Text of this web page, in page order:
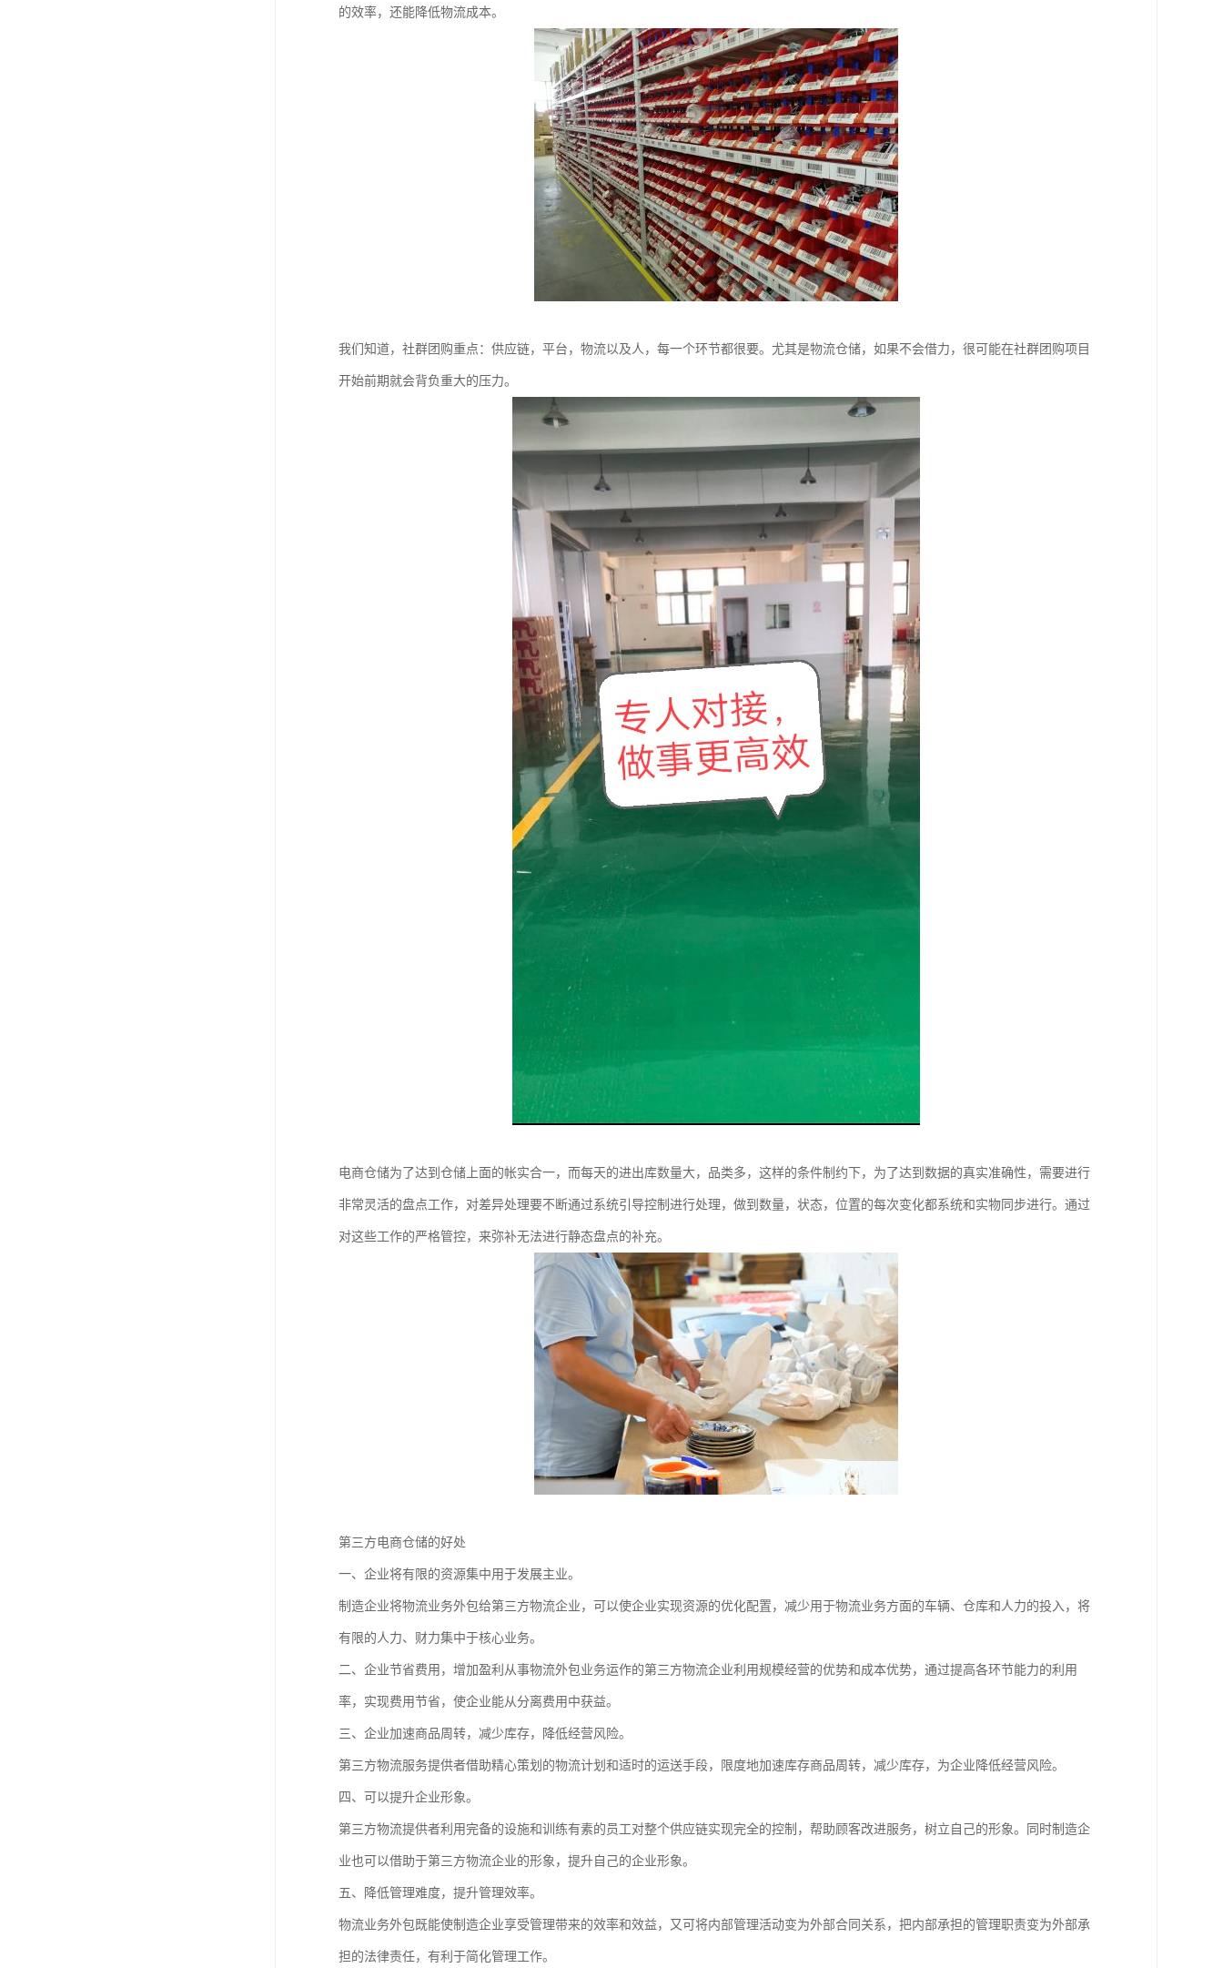
的效率，还能降低物流成本。
我们知道，社群团购重点：供应链，平台，物流以及人，每一个环节都很要。尤其是物流仓储，如果不会借力，很可能在社群团购项目
开始前期就会背负重大的压力。
电商仓储为了达到仓储上面的帐实合一，而每天的进出库数量大，品类多，这样的条件制约下，为了达到数据的真实准确性，需要进行
非常灵活的盘点工作，对差异处理要不断通过系统引导控制进行处理，做到数量，状态，位置的每次变化都系统和实物同步进行。通过
对这些工作的严格管控，来弥补无法进行静态盘点的补充。
第三方电商仓储的好处
一、企业将有限的资源集中用于发展主业。
制造企业将物流业务外包给第三方物流企业，可以使企业实现资源的优化配置，减少用于物流业务方面的车辆、仓库和人力的投入，将
有限的人力、财力集中于核心业务。
二、企业节省费用，增加盈利从事物流外包业务运作的第三方物流企业利用规模经营的优势和成本优势，通过提高各环节能力的利用
率，实现费用节省，使企业能从分离费用中获益。
三、企业加速商品周转，减少库存，降低经营风险。
第三方物流服务提供者借助精心策划的物流计划和适时的运送手段，限度地加速库存商品周转，减少库存，为企业降低经营风险。
四、可以提升企业形象。
第三方物流提供者利用完备的设施和训练有素的员工对整个供应链实现完全的控制，帮助顾客改进服务，树立自己的形象。同时制造企
业也可以借助于第三方物流企业的形象，提升自己的企业形象。
五、降低管理难度，提升管理效率。
物流业务外包既能使制造企业享受管理带来的效率和效益，又可将内部管理活动变为外部合同关系，把内部承担的管理职责变为外部承
担的法律责任，有利于简化管理工作。